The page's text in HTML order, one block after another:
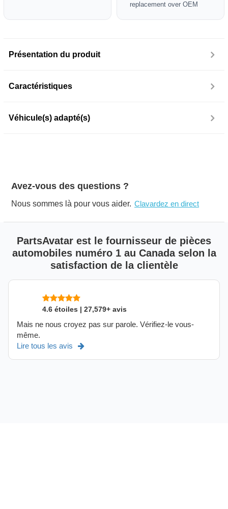
replacement over OEM
Présentation du produit
Caractéristiques
Véhicule(s) adapté(s)
Avez-vous des questions ?
Nous sommes là pour vous aider. Clavardez en direct
PartsAvatar est le fournisseur de pièces
automobiles numéro 1 au Canada selon la
satisfaction de la clientèle
4.6 étoiles | 27,579+ avis
Mais ne nous croyez pas sur parole. Vérifiez-le vous-
même.
Lire tous les avis